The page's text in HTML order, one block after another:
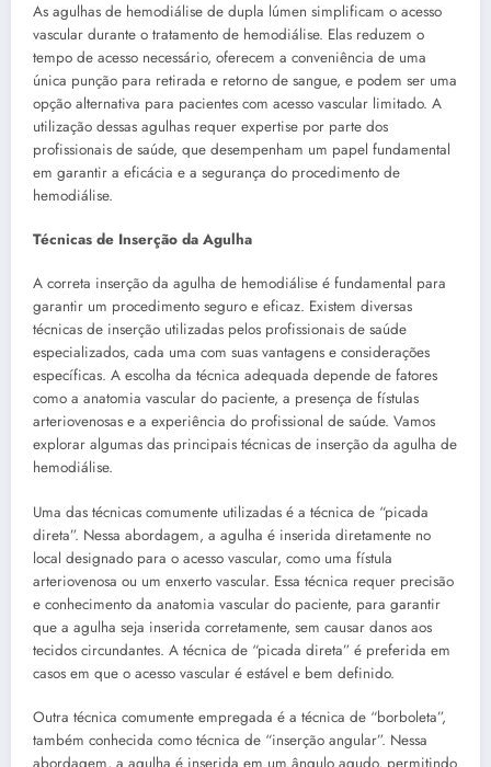
As agulhas de hemodiálise de dupla lúmen simplificam o acesso
vascular durante o tratamento de hemodiálise. Elas reduzem o
tempo de acesso necessário, oferecem a conveniência de uma
única punção para retirada e retorno de sangue, e podem ser uma
opção alternativa para pacientes com acesso vascular limitado. A
utilização dessas agulhas requer expertise por parte dos
profissionais de saúde, que desempenham um papel fundamental
em garantir a eficácia e a segurança do procedimento de
hemodiálise.
Técnicas de Inserção da Agulha
A correta inserção da agulha de hemodiálise é fundamental para
garantir um procedimento seguro e eficaz. Existem diversas
técnicas de inserção utilizadas pelos profissionais de saúde
especializados, cada uma com suas vantagens e considerações
específicas. A escolha da técnica adequada depende de fatores
como a anatomia vascular do paciente, a presença de fístulas
arteriovenosas e a experiência do profissional de saúde. Vamos
explorar algumas das principais técnicas de inserção da agulha de
hemodiálise.
Uma das técnicas comumente utilizadas é a técnica de “picada
direta”. Nessa abordagem, a agulha é inserida diretamente no
local designado para o acesso vascular, como uma fístula
arteriovenosa ou um enxerto vascular. Essa técnica requer precisão
e conhecimento da anatomia vascular do paciente, para garantir
que a agulha seja inserida corretamente, sem causar danos aos
tecidos circundantes. A técnica de “picada direta” é preferida em
casos em que o acesso vascular é estável e bem definido.
Outra técnica comumente empregada é a técnica de “borboleta”,
também conhecida como técnica de “inserção angular”. Nessa